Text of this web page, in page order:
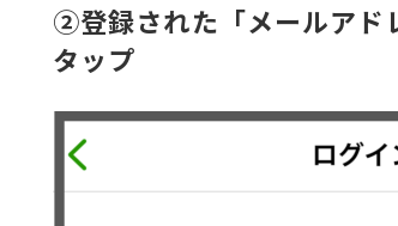
②登録された「メールアド
タップ